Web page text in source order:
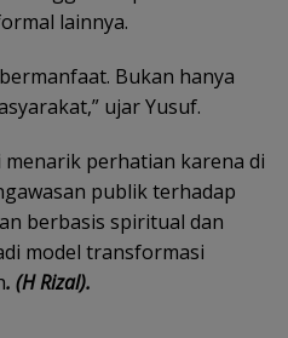
lainnya.
Bukan hanya
ujar Yusuf.
menarik perhatian karena di
publik terhadap
berbasis spiritual dan
model transformasi
. (H Rizal).